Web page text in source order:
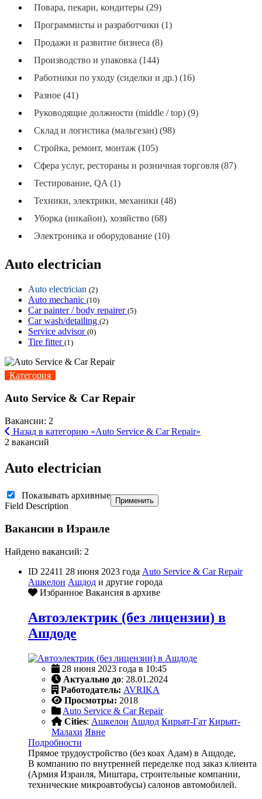
Повара, пекари, кондитеры (29)
Программисты и разработчики (1)
Продажи и развитие бизнеса (8)
Производство и упаковка (144)
Работники по уходу (сиделки и др.) (16)
Разное (41)
Руководящие должности (middle / top) (9)
Склад и логистика (мальгезан) (98)
Стройка, ремонт, монтаж (105)
Сфера услуг, рестораны и розничная торговля (87)
Тестирование, QA (1)
Техники, электрики, механики (48)
Уборка (никайон), хозяйство (68)
Электроника и оборудование (10)
Auto electrician
Auto electrician (2)
Auto mechanic (10)
Car painter / body repairer (5)
Car wash/detailing (2)
Service advisor (0)
Tire fitter (1)
Категория
Auto Service & Car Repair
Вакансии: 2
Назад в категорию «Auto Service & Car Repair»
2 вакансий
Auto electrician
Показывать архивные
Field Description
Применить
Вакансии в Израиле
Найдено вакансий: 2
ID 22411 28 июня 2023 года Auto Service & Car Repair
Ашкелон Ашдод и другие города
Избранное Вакансия в архиве
Автоэлектрик (без лицензии) в
Ашдоде
28 июня 2023 года в 10:45
Актуально до: 28.01.2024
Работодатель: AVRIKA
Просмотры: 2018
Auto Service & Car Repair
Cities: Ашкелон Ашдод Кирьят-Гат Кирьят-
Малахи Явне
Подробности
Прямое трудоустройство (без коах Адам) в Ашдоде,
В компанию по внутренней переделке под заказ клиента
(Армия Израиля, Миштара, строительные компании,
технические микроавтобусы) салонов автомобилей.